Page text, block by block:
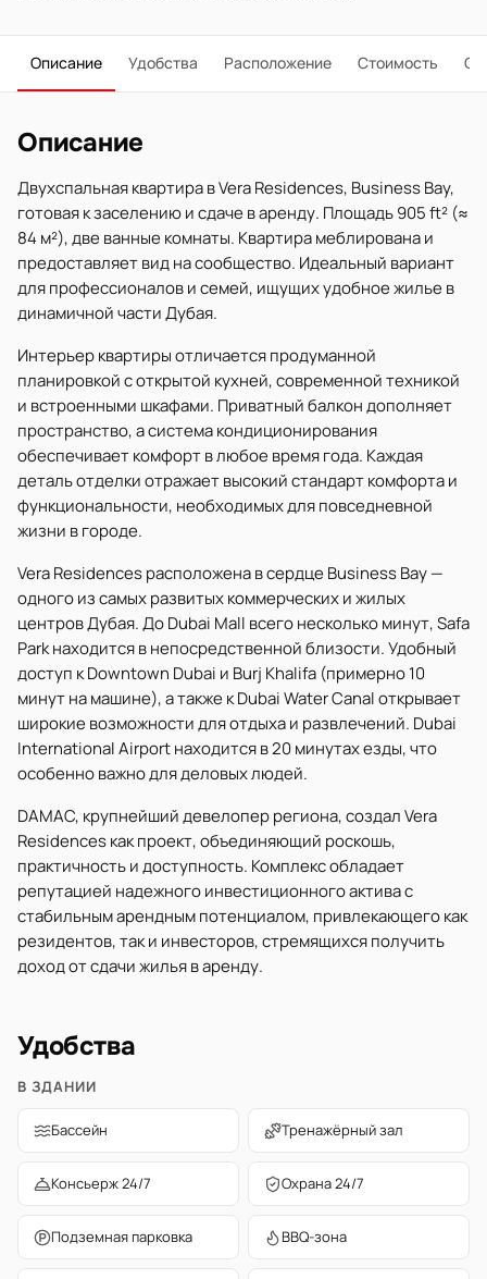
Описание Удобства Расположение Стоимость О
Описание
Двухспальная квартира в Vera Residences, Business Bay,
готовая к заселению и сдаче в аренду. Площадь 905 ft² (≈
84 м²), две ванные комнаты. Квартира меблирована и
предоставляет вид на сообщество. Идеальный вариант
для профессионалов и семей, ищущих удобное жилье в
динамичной части Дубая.
Интерьер квартиры отличается продуманной
планировкой с открытой кухней, современной техникой
и встроенными шкафами. Приватный балкон дополняет
пространство, а система кондиционирования
обеспечивает комфорт в любое время года. Каждая
деталь отделки отражает высокий стандарт комфорта и
функциональности, необходимых для повседневной
жизни в городе.
Vera Residences расположена в сердце Business Bay —
одного из самых развитых коммерческих и жилых
центров Дубая. До Dubai Mall всего несколько минут, Safa
Park находится в непосредственной близости. Удобный
доступ к Downtown Dubai и Burj Khalifa (примерно 10
минут на машине), а также к Dubai Water Canal открывает
широкие возможности для отдыха и развлечений. Dubai
International Airport находится в 20 минутах езды, что
особенно важно для деловых людей.
DAMAC, крупнейший девелопер региона, создал Vera
Residences как проект, объединяющий роскошь,
практичность и доступность. Комплекс обладает
репутацией надежного инвестиционного актива с
стабильным арендным потенциалом, привлекающего как
резидентов, так и инвесторов, стремящихся получить
доход от сдачи жилья в аренду.
Удобства
В ЗДАНИИ
Бассейн Тренажёрный зал
Консьерж 24/7 Охрана 24/7
Подземная парковка BBQ-зона